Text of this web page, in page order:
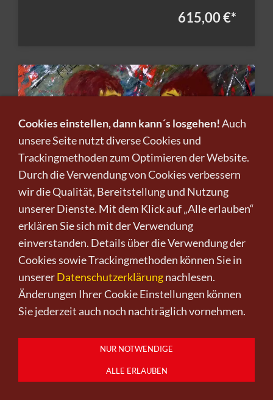
615,00 €*
Schwestern
von Peter Frick
395,00 €*
Cookies einstellen, dann kann´s losgehen!Auch
unsere Seite nutzt diverse Cookies und
Trackingmethoden zum Optimieren der Website.
Durch die Verwendung von Cookies verbessern
wir die Qualität, Bereitstellung und Nutzung
unserer Dienste. Mit dem Klick auf „Alle erlauben“
erklären Sie sich mit der Verwendung
einverstanden. Details über die Verwendung der
Cookies sowie Trackingmethoden können Sie in
unsererDatenschutzerklärungnachlesen.
Änderungen Ihrer Cookie Einstellungen können
Sie jederzeit auch noch nachträglich vornehmen.
NUR NOTWENDIGE
ALLE ERLAUBEN